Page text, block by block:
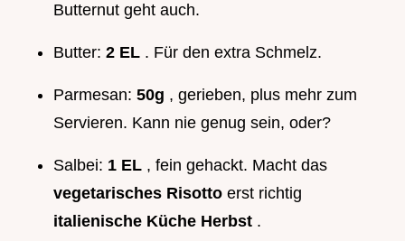
Butternut geht auch.
Butter: 2 EL . Für den extra Schmelz.
Parmesan: 50g , gerieben, plus mehr zum
Servieren. Kann nie genug sein, oder?
Salbei: 1 EL , fein gehackt. Macht das
vegetarisches Risotto erst richtig
italienische Küche Herbst .